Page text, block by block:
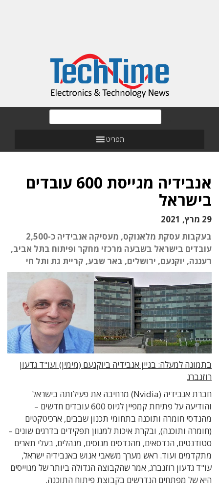
תפריט
אנבידיה מגייסת 600 עובדים
בישראל
29 מרץ, 2021
בעקבות עסקת מלאנוקס, מעסיקה אנבידיה כ-2,500
עובדים בישראל בשבעה מרכזי מחקר ופיתוח בתל אביב,
רעננה, יוקנעם, ירושלים, באר שבע, קריית גת ותל חי
בתמונה למעלה: בניין אנבידיה ביוקנעם (מימין) ועו"ד גדעון
רוזנברג
חברת אנבידיה (Nvidia) מרחיבה את פעילותה בישראל
והודיעה על פתיחת קמפיין לגיוס 600 עובדים חדשים –
מהנדסי חומרה ותוכנה בתחומי תכנון שבבים, ארכיטקטים
(חומרה ותוכנה), ובקרת איכות למגוון תפקידים בדרגים שונים –
סטודנטים, הנדסאים, מהנדסים מנוסים, מנהלים, בעלי תארים
מתקדמים ועוד. ראש מערך משאבי אנוש באנבידיה ישראל,
עו"ד גדעון רוזנברג, אמר שהקבוצה הגדולה ביותר של מגוייסים
היא של מפתחים הנדרשים בקבוצת פיתוח התוכנה.